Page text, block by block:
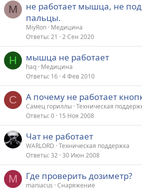
M
не работает мышца, не
пальцы.
MiyRon Медицина
Ответы 21 2 Сен 2020
H мышца не работает
haq Медицина
Ответы 16 4 Фев 2010
С А почему не работает
Самец гориллы Техническая
Ответы 0 15 Ноя 2008
Чат не работает
WARLORD Техническая поддержка
Ответы 32 30 Июн 2008
M Где проверить дозиметр?
maniacus Снаряжение